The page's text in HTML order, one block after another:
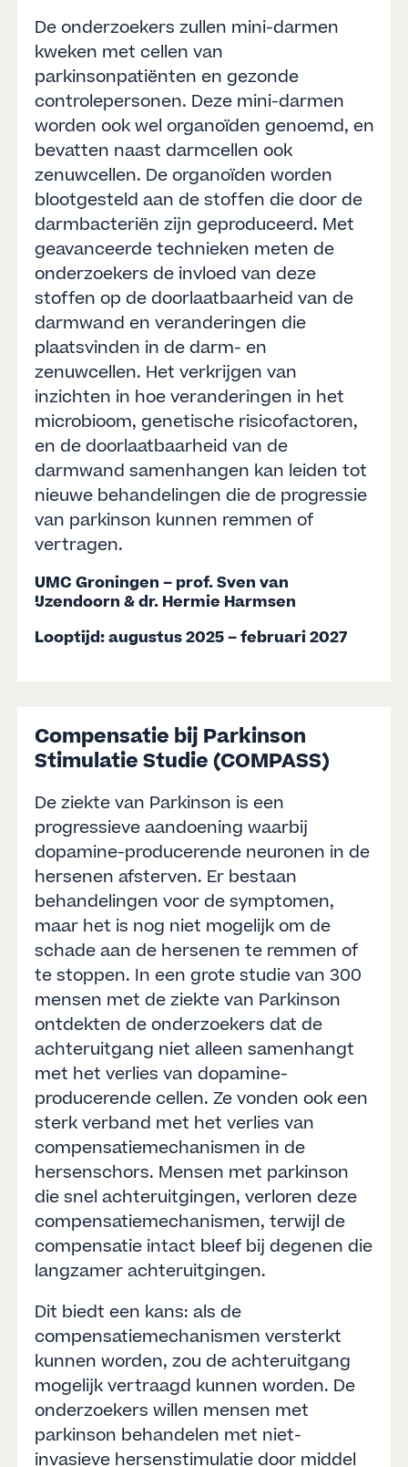
De onderzoekers zullen mini-darmen
kweken met cellen van
parkinsonpatiënten en gezonde
controlepersonen. Deze mini-darmen
worden ook wel organoïden genoemd, en
bevatten naast darmcellen ook
zenuwcellen. De organoïden worden
blootgesteld aan de stoffen die door de
darmbacteriën zijn geproduceerd. Met
geavanceerde technieken meten de
onderzoekers de invloed van deze
stoffen op de doorlaatbaarheid van de
darmwand en veranderingen die
plaatsvinden in de darm- en
zenuwcellen. Het verkrijgen van
inzichten in hoe veranderingen in het
microbioom, genetische risicofactoren,
en de doorlaatbaarheid van de
darmwand samenhangen kan leiden tot
nieuwe behandelingen die de progressie
van parkinson kunnen remmen of
vertragen.
UMC Groningen – prof. Sven van
IJzendoorn & dr. Hermie Harmsen
Looptijd: augustus 2025 – februari 2027
Compensatie bij Parkinson
Stimulatie Studie (COMPASS)
De ziekte van Parkinson is een
progressieve aandoening waarbij
dopamine-producerende neuronen in de
hersenen afsterven. Er bestaan
behandelingen voor de symptomen,
maar het is nog niet mogelijk om de
schade aan de hersenen te remmen of
te stoppen. In een grote studie van 300
mensen met de ziekte van Parkinson
ontdekten de onderzoekers dat de
achteruitgang niet alleen samenhangt
met het verlies van dopamine-
producerende cellen. Ze vonden ook een
sterk verband met het verlies van
compensatiemechanismen in de
hersenschors. Mensen met parkinson
die snel achteruitgingen, verloren deze
compensatiemechanismen, terwijl de
compensatie intact bleef bij degenen die
langzamer achteruitgingen.
Dit biedt een kans: als de
compensatiemechanismen versterkt
kunnen worden, zou de achteruitgang
mogelijk vertraagd kunnen worden. De
onderzoekers willen mensen met
parkinson behandelen met niet-
invasieve hersenstimulatie door middel